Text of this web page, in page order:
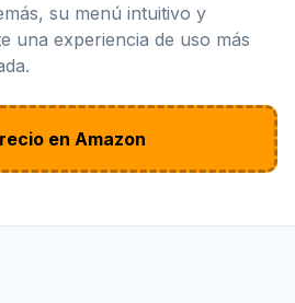
su menú intuitivo y
una experiencia de uso más
en Amazon